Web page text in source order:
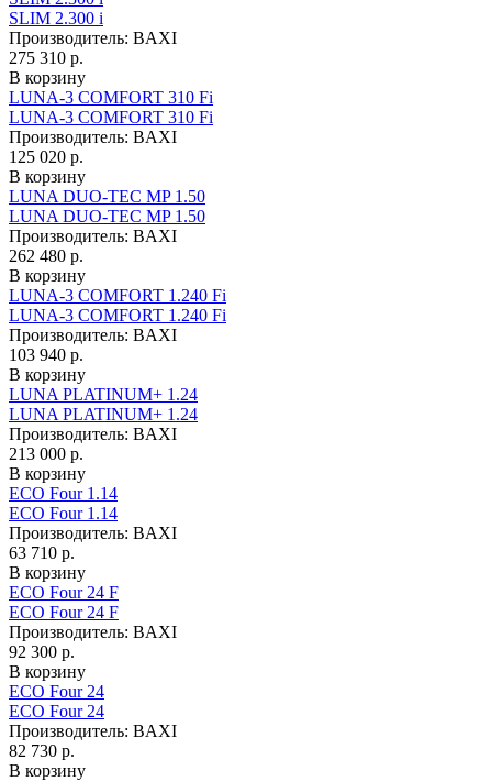
SLIM 2.300 i
Производитель: BAXI
275 310 р.
В корзину
LUNA-3 COMFORT 310 Fi
LUNA-3 COMFORT 310 Fi
Производитель: BAXI
125 020 р.
В корзину
LUNA DUO-TEC MP 1.50
LUNA DUO-TEC MP 1.50
Производитель: BAXI
262 480 р.
В корзину
LUNA-3 COMFORT 1.240 Fi
LUNA-3 COMFORT 1.240 Fi
Производитель: BAXI
103 940 р.
В корзину
LUNA PLATINUM+ 1.24
LUNA PLATINUM+ 1.24
Производитель: BAXI
213 000 р.
В корзину
ECO Four 1.14
ECO Four 1.14
Производитель: BAXI
63 710 р.
В корзину
ECO Four 24 F
ECO Four 24 F
Производитель: BAXI
92 300 р.
В корзину
ECO Four 24
ECO Four 24
Производитель: BAXI
82 730 р.
В корзину